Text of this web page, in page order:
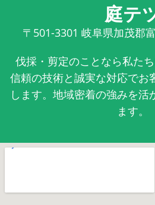
庭テ
〒501-3301 岐阜県加茂郡
伐採・剪定のことなら私たち
信頼の技術と誠実な対応でお
します。地域密着の強みを活
ます。